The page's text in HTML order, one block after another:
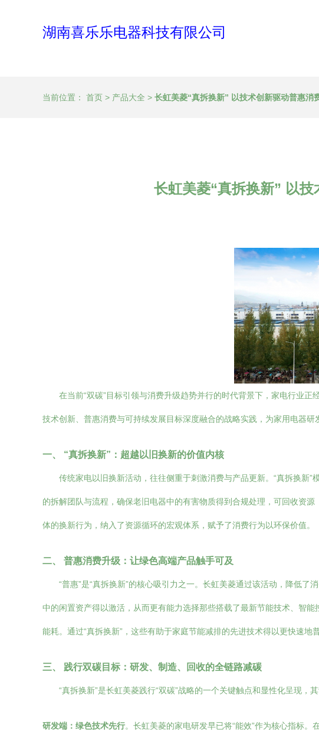
湖南喜乐乐电器科技有限公司
当前位置： 首页 > 产品大全 > 长虹美菱“真拆换新” 以技术创新驱动普惠消
长虹美菱“真拆换新” 以
在当前“双碳”目标引领与消费升级趋势并行的时代背景下，家电行业
技术创新、普惠消费与可持续发展目标深度融合的战略实践，为家用电器研
一、 “真拆换新”：超越以旧换新的价值内核
传统家电以旧换新活动，往往侧重于刺激消费与产品更新。“真拆换新
的拆解团队与流程，确保老旧电器中的有害物质得到合规处理，可回收资
体的换新行为，纳入了资源循环的宏观体系，赋予了消费行为以环保价值。
二、 普惠消费升级：让绿色高端产品触手可及
“普惠”是“真拆换新”的核心吸引力之一。长虹美菱通过该活动，降低
中的闲置资产得以激活，从而更有能力选择那些搭载了最新节能技术、智
能耗。通过“真拆换新”，这些有助于家庭节能减排的先进技术得以更快速地
三、 践行双碳目标：研发、制造、回收的全链路减碳
“真拆换新”是长虹美菱践行“双碳”战略的一个关键触点和显性化呈现，
研发端：绿色技术先行。长虹美菱的家电研发早已将“能效”作为核心指标